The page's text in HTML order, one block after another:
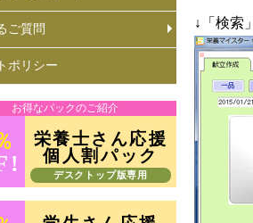
ご質問
▶ ご購入につい
▶ システム
▶ 機能
▶ その他
▶ 無料体験版
ポリシー
お得なパックのご紹介
栄養士さん応援
個人割パック
デスクトップ版専用
↓「検索